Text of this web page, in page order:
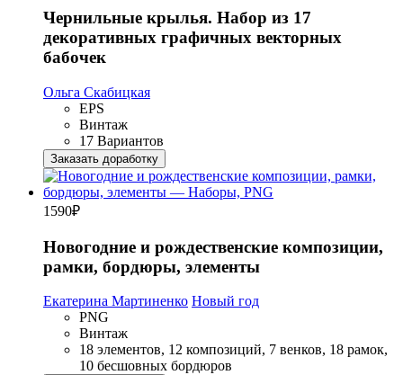
Чернильные крылья. Набор из 17
декоративных графичных векторных
бабочек
Ольга Скабицкая
EPS
Винтаж
17 Вариантов
Заказать доработку
1590₽
Новогодние и рождественские композиции,
рамки, бордюры, элементы
Екатерина Мартиненко Новый год
PNG
Винтаж
18 элементов, 12 композиций, 7 венков, 18 рамок,
10 бесшовных бордюров